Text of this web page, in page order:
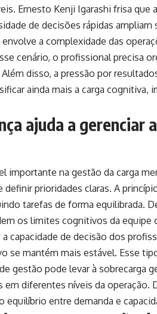
Ernesto Kenji Igarashi frisa que
de decisões rápidas
a complexidade das
cenário, o profissional precisa
disso, a pressão por
ainda mais a carga cognitiva,
ajuda a gerenciar
importante na gestão da carga
prioridades claras. A
tarefas de forma equilibrada.
os limites cognitivos da equipe
capacidade de decisão dos
se mantém mais estável. Esse
gestão pode levar à sobrecarga
em diferentes níveis da operação.
equilíbrio entre demanda e